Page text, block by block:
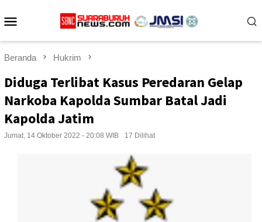
ke
Beranda Hukrim
Diduga Terlibat Kasus Peredaran Gelap
Narkoba Kapolda Sumbar Batal Jadi
Kapolda Jatim
Jumat, 14 Oktober 2022 - 20:08 WIB 17 Dilihat